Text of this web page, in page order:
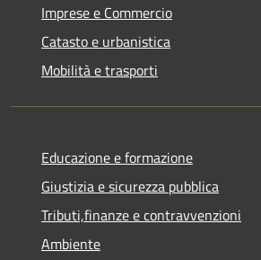
Imprese e Commercio
Catasto e urbanistica
Mobilità e trasporti
Educazione e formazione
Giustizia e sicurezza pubblica
Tributi,finanze e contravvenzioni
Ambiente